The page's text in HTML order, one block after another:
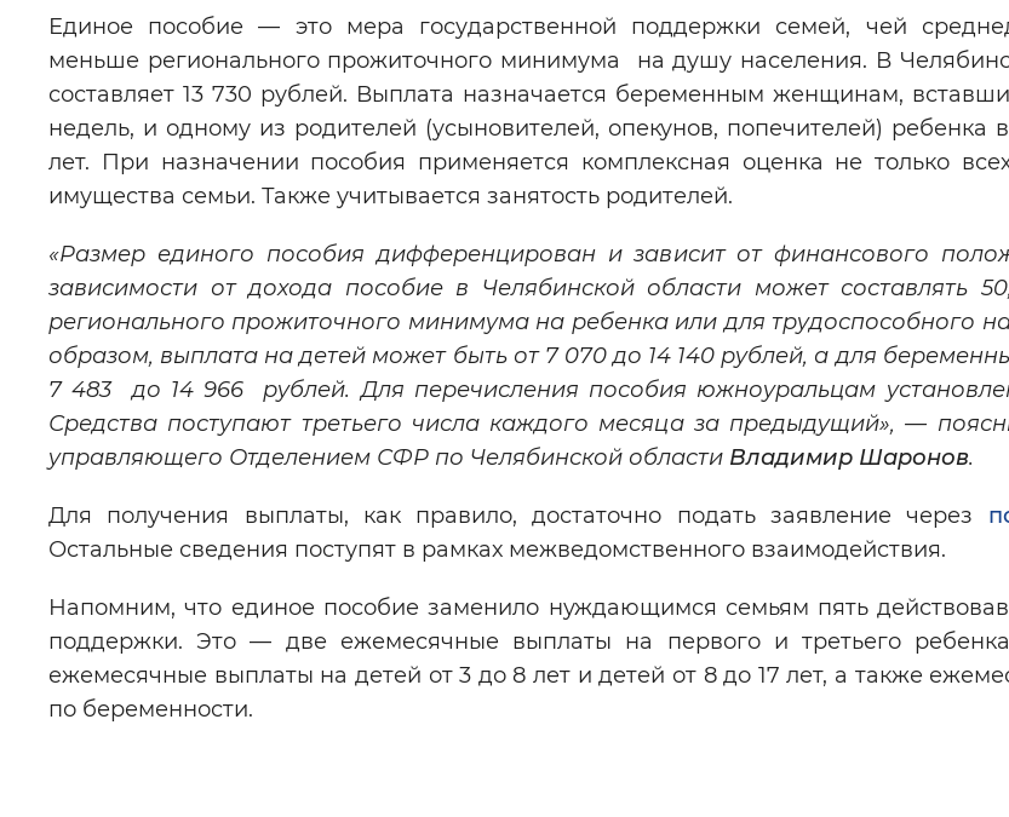
Вернуть стандартные настройки
Единое пособие — это мера государственной поддержки семей, чей
меньше регионального прожиточного минимума на душу населения. В
составляет 13 730 рублей. Выплата назначается беременным женщинам,
недель, и одному из родителей (усыновителей, опекунов, попечителей) ребенка
лет. При назначении пособия применяется комплексная оценка не только
имущества семьи. Также учитывается занятость родителей.
«Размер единого пособия дифференцирован и зависит от финансового
зависимости от дохода пособие в Челябинской области может составлять
регионального прожиточного минимума на ребенка или для трудоспособного
образом, выплата на детей может быть от 7 070 до 14 140 рублей, а для
7 483 до 14 966 рублей. Для перечисления пособия южноуральцам
Средства поступают третьего числа каждого месяца за предыдущий», —
управляющего Отделением СФР по Челябинской области Владимир Шаронов.
Для получения выплаты, как правило, достаточно подать заявление через
Остальные сведения поступят в рамках межведомственного взаимодействия.
Напомним, что единое пособие заменило нуждающимся семьям пять
поддержки. Это — две ежемесячные выплаты на первого и третьего
ежемесячные выплаты на детей от 3 до 8 лет и детей от 8 до 17 лет, а также
по беременности.